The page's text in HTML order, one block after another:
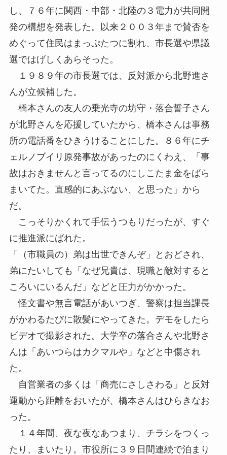
し、７６年に関西・中部・北陸の３電力が共同開
発の構想を発表した。以来２００３年まで賛否を
めぐって住民はまっぷたつに割れ、市長選や県議
選ではげしくあらそった。
１９８９年の市長選では、反対派から北野進さ
んが立候補した。
橋本さんの友人の乗光寺の坊守・落合誓子さん
が北野さんを応援していたから、橋本さんは事務
所の電話番をひきうけることにした。８６年にチ
ェルノブイリ原発事故があったのにくわえ、「事
故はおきませんと言ってるのにしこたま金をばら
まいてた。直感的にあぶない、と思った」から
だ。
こっそりかくれて手伝うつもりだったが、すぐ
に推進派にばれた。
「（市職員の）弟は出世できんぞ」とおどされ、
弟にたいしても「なぜ兄貴は、現職と敵対すると
ころいにいるんだ」などと圧力がかかった。
怪文書や無言電話があいつぎ、警察は担当課長
がかわるたびに散髪にやってきた。デモをしたら
ビデオで撮影された。大学卒の落合さんや北野さ
んは「あいつらはカクマルや」などと中傷され
た。
自営業者の多くは「商売にさしさわる」と反対
運動から距離をおいたが、橋本さんはひらきなお
った。
１４年間、夜な夜なあつまり、チラシをつくっ
たり、まいたり。市役所に３９日間連続で泊まり